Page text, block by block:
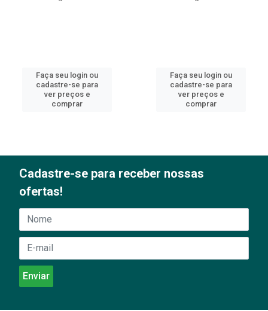
Faça seu login ou
cadastre-se para
ver preços e
comprar
Faça seu login ou
cadastre-se para
ver preços e
comprar
Cadastre-se para receber nossas
ofertas!